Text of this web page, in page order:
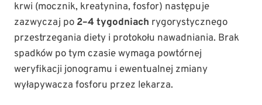
krwi (mocznik, kreatynina, fosfor) następuje
zazwyczaj po 2–4 tygodniach rygorystycznego
przestrzegania diety i protokołu nawadniania. Brak
spadków po tym czasie wymaga powtórnej
weryfikacji jonogramu i ewentualnej zmiany
wyłapywacza fosforu przez lekarza.